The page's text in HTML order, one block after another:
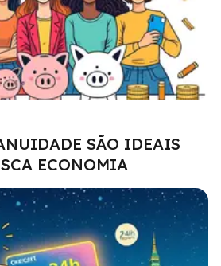
SÃO IDEAIS
ECONOMIA